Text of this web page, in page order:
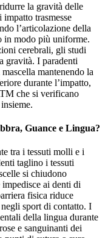
la gravità delle
trasmesse
l’articolazione della
in modo più uniforme.
cerebrali, gli studi
gravità. I paradenti
mantenendo la
durante l’impatto,
che si verificano
Guance e Lingua?
tra i tessuti molli e i
taglino i tessuti
si chiudono
ai denti di
fisica riduce
sport di contatto. I
della lingua durante
e sanguinanti dei